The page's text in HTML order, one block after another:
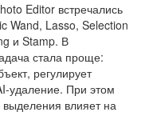
Editor встречались
Wand, Lasso, Selection
и Stamp. В
стала проще:
регулирует
удаление. При этом
влияет на